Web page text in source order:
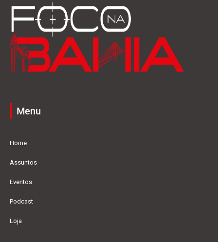
Menu
Home
Assuntos
Eventos
Podcast
Loja